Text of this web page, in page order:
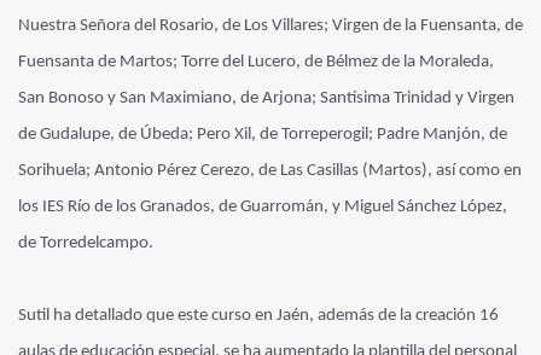
Nuestra Señora del Rosario, de Los Villares; Virgen de la Fuensanta, de
Fuensanta de Martos; Torre del Lucero, de Bélmez de la Moraleda,
San Bonoso y San Maximiano, de Arjona; Santísima Trinidad y Virgen
de Gudalupe, de Úbeda; Pero Xil, de Torreperogil; Padre Manjón, de
Sorihuela; Antonio Pérez Cerezo, de Las Casillas (Martos), así como en
los IES Río de los Granados, de Guarromán, y Miguel Sánchez López,
de Torredelcampo.
Sutil ha detallado que este curso en Jaén, además de la creación 16